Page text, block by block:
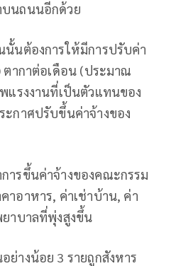
บนถนนอีกด้วย
นั้นต้องการให้มีการปรับค่า
ตากาต่อเดือน (ประมาณ
แรงงานที่เป็นตัวแทนของ
ะกาศปรับขึ้นค่าจ้างของ
ารขึ้นค่าจ้างของคณะกรรม
าอาหาร, ค่าเช่าบ้าน, ค่า
ยาบาลที่พุ่งสูงขึ้น
ย่างน้อย 3 รายถูกสังหาร